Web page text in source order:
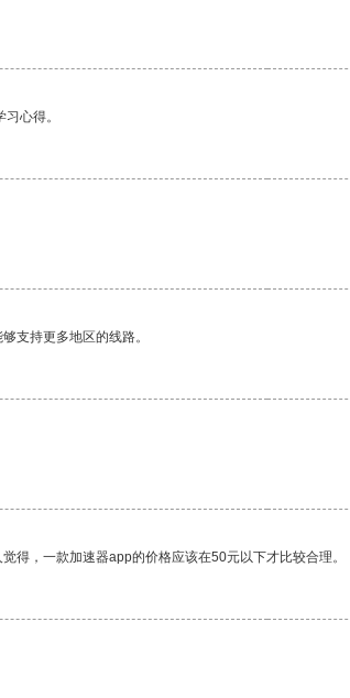
心得。
支持更多地区的线路。
得，一款加速器app的价格应该在50元以下才比较合理。